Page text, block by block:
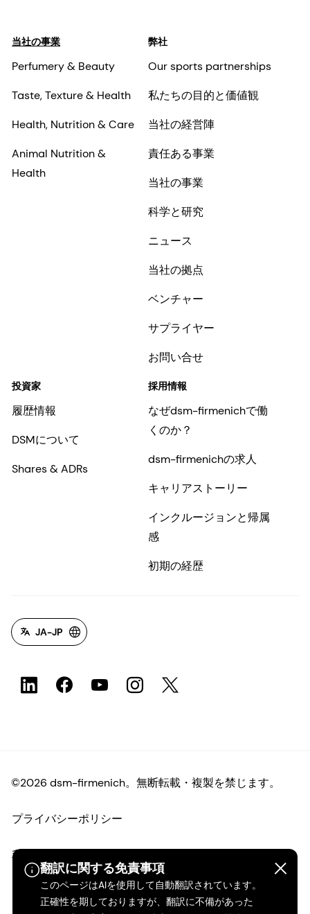
翻訳に関する免責事項
このページはAIを使用して自動翻訳されています。
正確性を期しておりますが、翻訳に不備があった
当社の事業
Perfumery & Beauty
Taste, Texture & Health
Health, Nutrition & Care
Animal Nutrition &
Health
弊社
Our sports partnerships
私たちの目的と価値観
当社の経営陣
責任ある事業
当社の事業
科学と研究
ニュース
当社の拠点
ベンチャー
サプライヤー
お問い合せ
投資家
履歴情報
DSMについて
Shares & ADRs
採用情報
なぜdsm-firmenichで働
くのか？
dsm-firmenichの求人
キャリアストーリー
インクルージョンと帰属
感
初期の経歴
JA-JP
©2026 dsm-firmenich。無断転載・複製を禁じます。
プライバシーポリシー
利用規約
ご利用条件